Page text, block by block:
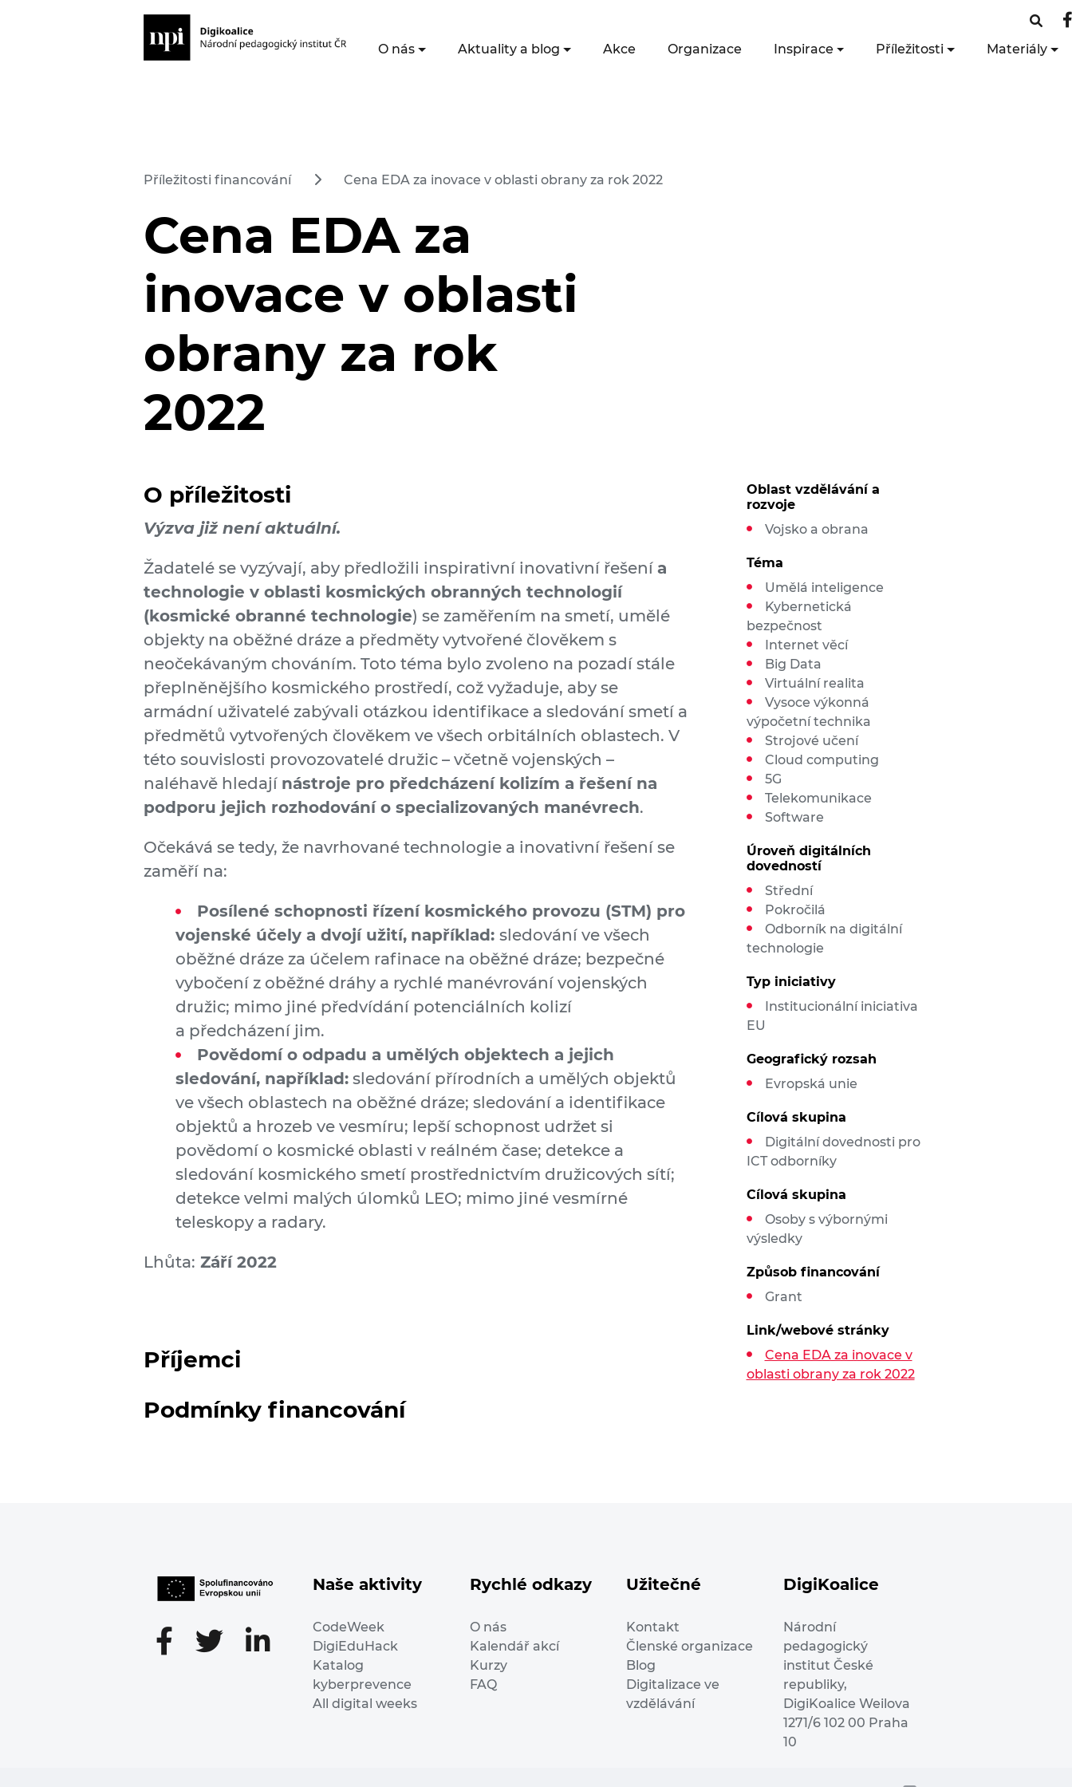
O nás Aktuality a blog Akce Organizace Inspirace Příležitosti Materiály
Příležitosti financování Cena EDA za inovace v oblasti obrany za rok 2022
Cena EDA za
inovace v oblasti
obrany za rok
2022
O příležitosti
Výzva již není aktuální.
Žadatelé se vyzývají, aby předložili inspirativní inovativní řešení a
technologie v oblasti kosmických obranných technologií
(kosmické obranné technologie) se zaměřením na smetí, umělé
objekty na oběžné dráze a předměty vytvořené člověkem s
neočekávaným chováním. Toto téma bylo zvoleno na pozadí stále
přeplněnějšího kosmického prostředí, což vyžaduje, aby se
armádní uživatelé zabývali otázkou identifikace a sledování smetí a
předmětů vytvořených člověkem ve všech orbitálních oblastech. V
této souvislosti provozovatelé družic – včetně vojenských –
naléhavě hledají nástroje pro předcházení kolizím a řešení na
podporu jejich rozhodování o specializovaných manévrech.
Očekává se tedy, že navrhované technologie a inovativní řešení se
zaměří na:
Posílené schopnosti řízení kosmického provozu (STM) pro
vojenské účely a dvojí užití, například: sledování ve všech
oběžné dráze za účelem rafinace na oběžné dráze; bezpečné
vybočení z oběžné dráhy a rychlé manévrování vojenských
družic; mimo jiné předvídání potenciálních kolizí
a předcházení jim.
Povědomí o odpadu a umělých objektech a jejich
sledování, například: sledování přírodních a umělých objektů
ve všech oblastech na oběžné dráze; sledování a identifikace
objektů a hrozeb ve vesmíru; lepší schopnost udržet si
povědomí o kosmické oblasti v reálném čase; detekce a
sledování kosmického smetí prostřednictvím družicových sítí;
detekce velmi malých úlomků LEO; mimo jiné vesmírné
teleskopy a radary.
Lhůta: Září 2022
Příjemci
Podmínky financování
Oblast vzdělávání a
rozvoje
Vojsko a obrana
Téma
Umělá inteligence
Kybernetická
bezpečnost
Internet věcí
Big Data
Virtuální realita
Vysoce výkonná
výpočetní technika
Strojové učení
Cloud computing
5G
Telekomunikace
Software
Úroveň digitálních
dovedností
Střední
Pokročilá
Odborník na digitální
technologie
Typ iniciativy
Institucionální iniciativa
EU
Geografický rozsah
Evropská unie
Cílová skupina
Digitální dovednosti pro
ICT odborníky
Cílová skupina
Osoby s výbornými
výsledky
Způsob financování
Grant
Link/webové stránky
Cena EDA za inovace v
oblasti obrany za rok 2022
Naše aktivity
CodeWeek
DigiEduHack
Katalog
kyberprevence
All digital weeks
Rychlé odkazy
O nás
Kalendář akcí
Kurzy
FAQ
Užitečné
Kontakt
Členské organizace
Blog
Digitalizace ve
vzdělávání
DigiKoalice
Národní
pedagogický
institut České
republiky,
DigiKoalice Weilova
1271/6 102 00 Praha
10